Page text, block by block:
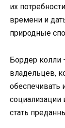
их
времени и
природные
Бордер колли
владельцев,
обеспечивать
социализации
стать